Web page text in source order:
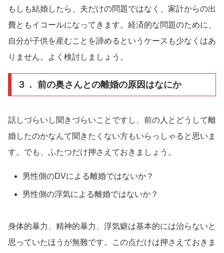
もしも結婚したら、夫だけの問題ではなく、家計からの出
費ともイコールになってきます。経済的な問題のために、
自分が子供を産むことを諦めるというケースも少なくはあ
りません。よく検討しましょう。
３． 前の奥さんとの離婚の原因はなにか
話しづらいし聞きづらいことですし、前の人とどうして離
婚したのかなんて聞きたくない方もいらっしゃると思いま
す。でも、ふたつだけ押さえておきましょう。
男性側のDVによる離婚ではないか？
男性側の浮気による離婚ではないか？
身体的暴力、精神的暴力、浮気癖は基本的には治らないと
思っていたほうが無難です。この点だけは押さえておきま